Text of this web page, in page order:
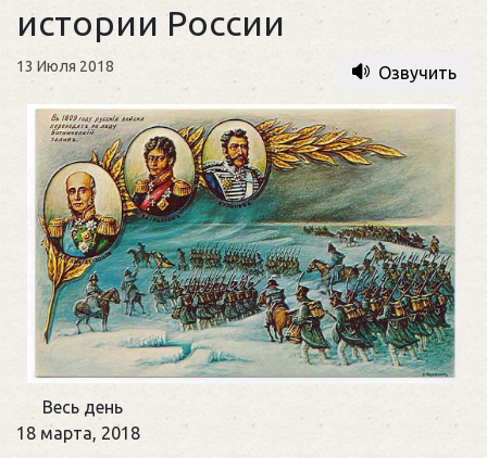
истории России
13 Июля 2018 Озвучить
Памятная
дата
Весь день
18 марта, 2018